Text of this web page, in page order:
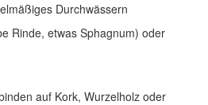
Durchwässern
Rinde, etwas Sphagnum) oder
auf Kork, Wurzelholz oder